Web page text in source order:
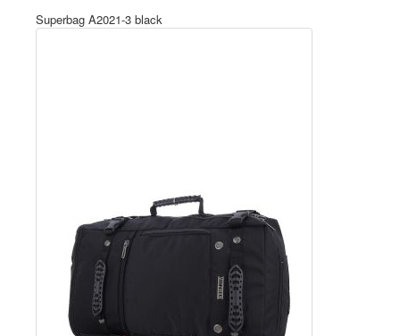
Superbag A2021-3 black